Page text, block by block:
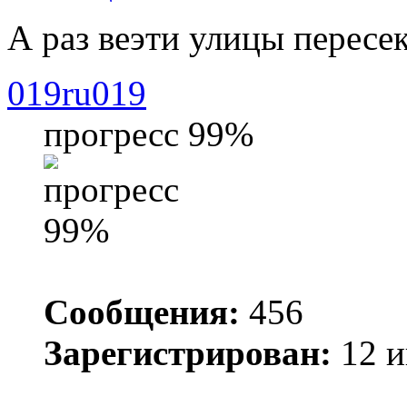
А раз веэти улицы
019ru019
прогресс 99%
Сообщения: 456
Зарегистрирован: 12